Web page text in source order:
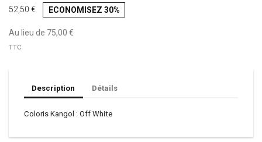
52,50 € ECONOMISEZ 30%
Au lieu de 75,00 €
TTC
Description Détails
Coloris Kangol : Off White